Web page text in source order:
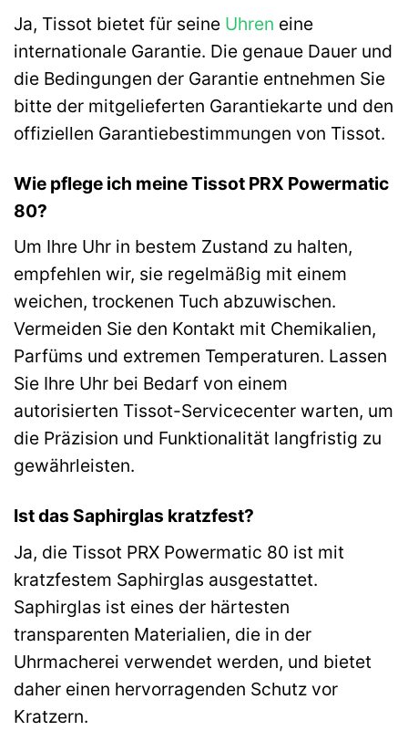
Ja, Tissot bietet für seine Uhren eine
internationale Garantie. Die genaue Dauer und
die Bedingungen der Garantie entnehmen Sie
bitte der mitgelieferten Garantiekarte und den
offiziellen Garantiebestimmungen von Tissot.
Wie pflege ich meine Tissot PRX Powermatic
80?
Um Ihre Uhr in bestem Zustand zu halten,
empfehlen wir, sie regelmäßig mit einem
weichen, trockenen Tuch abzuwischen.
Vermeiden Sie den Kontakt mit Chemikalien,
Parfüms und extremen Temperaturen. Lassen
Sie Ihre Uhr bei Bedarf von einem
autorisierten Tissot-Servicecenter warten, um
die Präzision und Funktionalität langfristig zu
gewährleisten.
Ist das Saphirglas kratzfest?
Ja, die Tissot PRX Powermatic 80 ist mit
kratzfestem Saphirglas ausgestattet.
Saphirglas ist eines der härtesten
transparenten Materialien, die in der
Uhrmacherei verwendet werden, und bietet
daher einen hervorragenden Schutz vor
Kratzern.